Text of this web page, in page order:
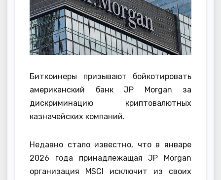
Биткоинеры призывают бойкотировать
американский банк JP Morgan за
дискриминацию криптовалютных
казначейских компаний.
Недавно стало известно, что в январе
2026 года принадлежащая JP Morgan
организация MSCI исключит из своих